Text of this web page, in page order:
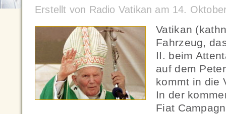
Erstellt von Radio Vatikan am 14.
Vatikan
Fahrzeug,
II. beim
auf dem
kommt in die
In der
Fiat